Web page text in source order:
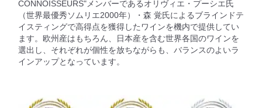
CONNOISSEURS"メンバーであるオリヴィエ・プーシエ氏
（世界最優秀ソムリエ2000年）・森 覚氏によるブラインドテ
イスティングで高得点を獲得したワインを機内で提供してい
ます。欧州産はもちろん、日本産を含む世界各国のワインを
選出し、それぞれが個性を放ちながらも、バランスのよいラ
インアップとなっています。